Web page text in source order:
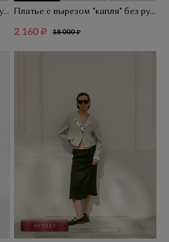
Платье с вырезом "капля" без рукавов Платье с вырезом "капля" без рукавов
2 160 18 000